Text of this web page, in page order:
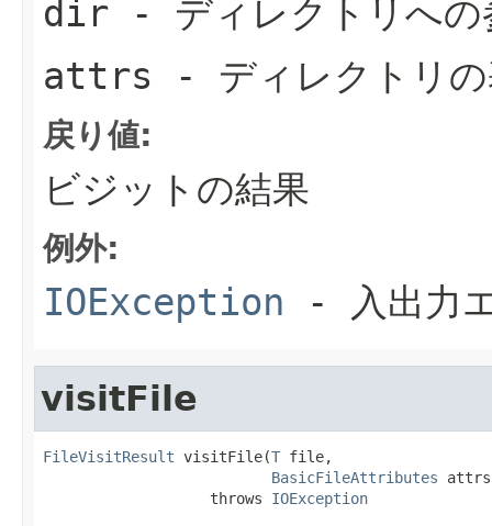
dir - ディレクトリへの
attrs - ディレクトリの
戻り値:
ビジットの結果
例外:
IOException - 入出力
visitFile
FileVisitResult visitFile(T file,
BasicFileAttributes
                   throws
IOException